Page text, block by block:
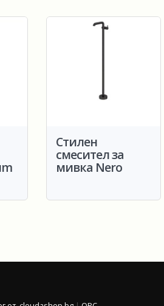
Стилен
смесител за
мивка Nero